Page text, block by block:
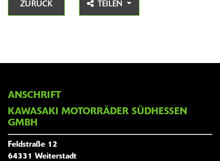
ZURÜCK TEILEN
ANSCHRIFT
KAWASAKI MOTORRÄDER SÜDHESSEN
GMBH
Feldstraße 12
64331 Weiterstadt